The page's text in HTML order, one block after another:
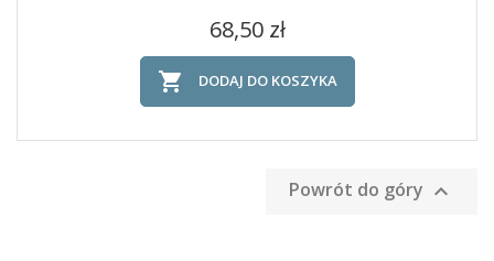
Cena
68,50 zł
 DODAJ DO KOSZYKA
Powrót do góry 